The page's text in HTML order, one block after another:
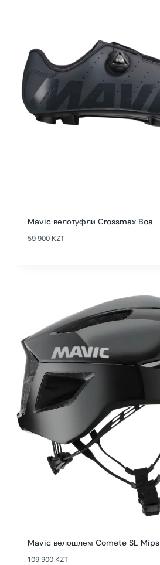
Mavic велотуфли Crossmax Boa
59 900 KZT
Mavic велошлем Comete SL Mips
109 900 KZT